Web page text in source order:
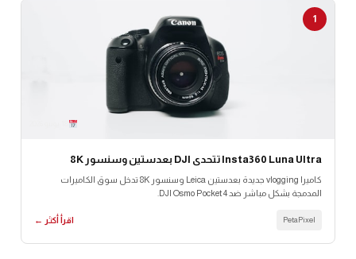
1
Insta360 Luna Ultra تتحدى DJI بعدستين وسنسور 8K
كاميرا vlogging جديدة بعدستين Leica وسنسور 8K تدخل سوق الكاميرات
المدمجة بشكل مباشر ضد DJI Osmo Pocket 4.
PetaPixel اقرأ أكثر ←